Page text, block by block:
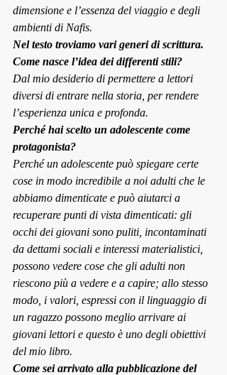
dimensione e l’essenza del viaggio e degli
ambienti di Nafis.
Nel testo troviamo vari generi di scrittura.
Come nasce l’idea dei differenti stili?
Dal mio desiderio di permettere a lettori
diversi di entrare nella storia, per rendere
l’esperienza unica e profonda.
Perché hai scelto un adolescente come
protagonista?
Perché un adolescente può spiegare certe
cose in modo incredibile a noi adulti che le
abbiamo dimenticate e può aiutarci a
recuperare punti di vista dimenticati: gli
occhi dei giovani sono puliti, incontaminati
da dettami sociali e interessi materialistici,
possono vedere cose che gli adulti non
riescono più a vedere e a capire; allo stesso
modo, i valori, espressi con il linguaggio di
un ragazzo possono meglio arrivare ai
giovani lettori e questo è uno degli obiettivi
del mio libro.
Come sei arrivato alla pubblicazione del